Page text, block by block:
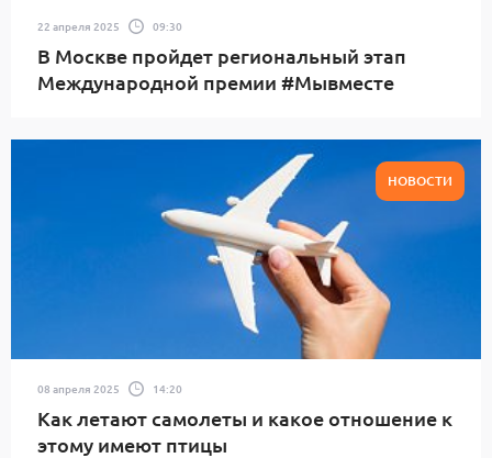
22 апреля 2025 09:30
В Москве пройдет региональный этап
Международной премии #Мывместе
НОВОСТИ
08 апреля 2025 14:20
Как летают самолеты и какое отношение к
этому имеют птицы